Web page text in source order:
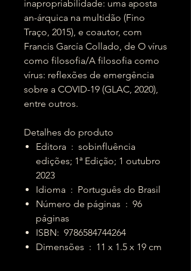
inapropriabilidade: uma aposta
an-árquica na multidão (Fino
Traço, 2015), e coautor, com
Francis García Collado, de O vírus
como filosofia/A filosofia como
vírus: reflexões de emergência
sobre a COVID-19 (GLAC, 2020),
entre outros.
Detalhes do produto
Editora ‏ : ‎ sobinfluência
edições; 1ª Edição; 1 outubro
2023
Idioma ‏ : ‎ Português do Brasil
Número de páginas ‏ : ‎ 96
páginas
ISBN: ‎ 9786584744264
Dimensões ‏ : ‎ 11 x 1.5 x 19 cm